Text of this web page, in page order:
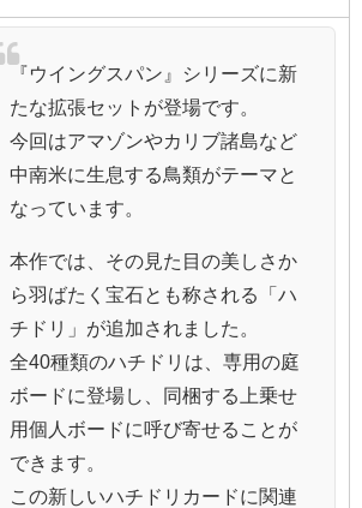
『ウイングスパン』シリーズに新
たな拡張セットが登場です。
今回はアマゾンやカリブ諸島など
中南米に生息する鳥類がテーマと
なっています。
本作では、その見た目の美しさか
ら羽ばたく宝石とも称される「ハ
チドリ」が追加されました。
全40種類のハチドリは、専用の庭
ボードに登場し、同梱する上乗せ
用個人ボードに呼び寄せることが
できます。
この新しいハチドリカードに関連